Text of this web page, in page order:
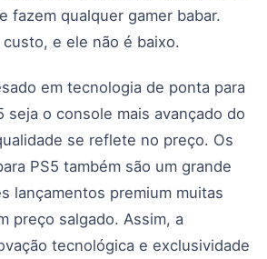
fazem qualquer gamer babar.
e ele não é baixo.
em tecnologia de ponta para
seja o console mais avançado do
se reflete no preço. Os
PS5 também são um grande
lançamentos premium muitas
preço salgado. Assim, a
tecnológica e exclusividade